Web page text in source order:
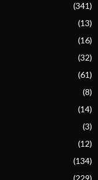
(341)
(13)
(16)
(32)
(61)
(8)
(14)
(3)
(12)
(134)